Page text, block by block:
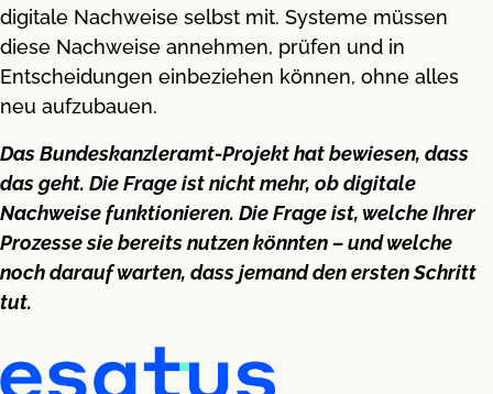
digitale Nachweise selbst mit. Systeme müssen
diese Nachweise annehmen, prüfen und in
Entscheidungen einbeziehen können, ohne alles
neu aufzubauen.
Das Bundeskanzleramt-Projekt hat bewiesen, dass
das geht. Die Frage ist nicht mehr, ob digitale
Nachweise funktionieren. Die Frage ist, welche Ihrer
Prozesse sie bereits nutzen könnten – und welche
noch darauf warten, dass jemand den ersten Schritt
tut.